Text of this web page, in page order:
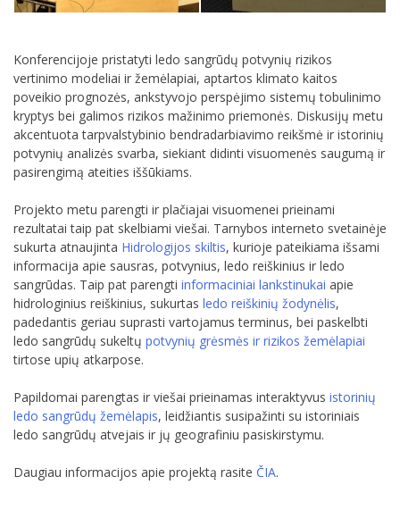
Konferencijoje pristatyti ledo sangrūdų potvynių rizikos
vertinimo modeliai ir žemėlapiai, aptartos klimato kaitos
poveikio prognozės, ankstyvojo perspėjimo sistemų tobulinimo
kryptys bei galimos rizikos mažinimo priemonės. Diskusijų metu
akcentuota tarpvalstybinio bendradarbiavimo reikšmė ir istorinių
potvynių analizės svarba, siekiant didinti visuomenės saugumą ir
pasirengimą ateities iššūkiams.
Projekto metu parengti ir plačiajai visuomenei prieinami
rezultatai taip pat skelbiami viešai. Tarnybos interneto svetainėje
sukurta atnaujinta Hidrologijos skiltis, kurioje pateikiama išsami
informacija apie sausras, potvynius, ledo reiškinius ir ledo
sangrūdas. Taip pat parengti informaciniai lankstinukai apie
hidrologinius reiškinius, sukurtas ledo reiškinių žodynėlis,
padedantis geriau suprasti vartojamus terminus, bei paskelbti
ledo sangrūdų sukeltų potvynių grėsmės ir rizikos žemėlapiai
tirtose upių atkarpose.
Papildomai parengtas ir viešai prieinamas interaktyvus istorinių
ledo sangrūdų žemėlapis, leidžiantis susipažinti su istoriniais
ledo sangrūdų atvejais ir jų geografiniu pasiskirstymu.
Daugiau informacijos apie projektą rasite ČIA.